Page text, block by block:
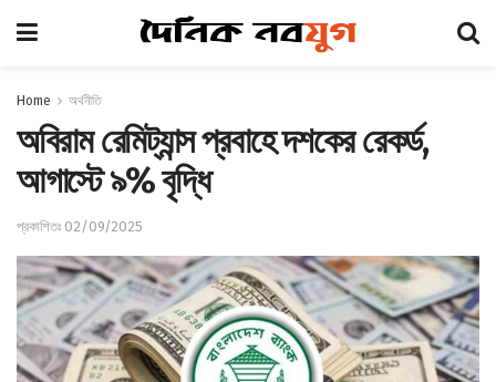
Home অর্থনীতি
অবিরাম রেমিট্যান্স প্রবাহে দশকের রেকর্ড,
আগাস্টে ৯% বৃদ্ধি
প্রকাশিতঃ 02/09/2025